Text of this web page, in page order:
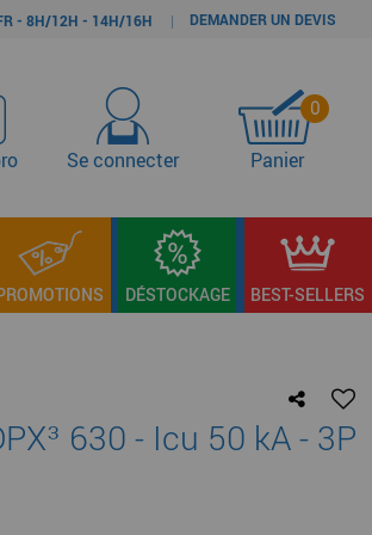
- 8H/12H - 14H/16H | DEMANDER UN DEVIS
Se connecter
0
Panier
DÉSTOCKAGE BEST-SELLERS
630 - Icu 50 kA - 3P